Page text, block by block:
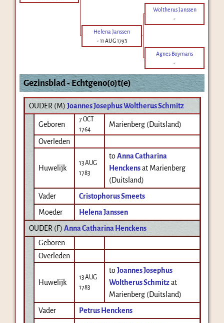
Woltherus Janssen
-
Helena Janssen
-11 AUG 1793
Agnes Boymans
-
Gezinsblad - Echtgeno(o)t(e)
OUDER (M) Joannes Josephus Woltherus Schmitz
Geboren
7 OCT
1764
Marienberg (Duitsland)
Overleden
Huwelijk
13 AUG
1783
toAnna Catharina
Henckens at Marienberg
(Duitsland)
Vader
Cristophorus Smeets
Moeder
Helena Janssen
OUDER (F) Anna Catharina Henckens
Geboren
Overleden
Huwelijk
13 AUG
1783
toJoannes Josephus
Woltherus Schmitz at
Marienberg (Duitsland)
Vader
Petrus Henckens